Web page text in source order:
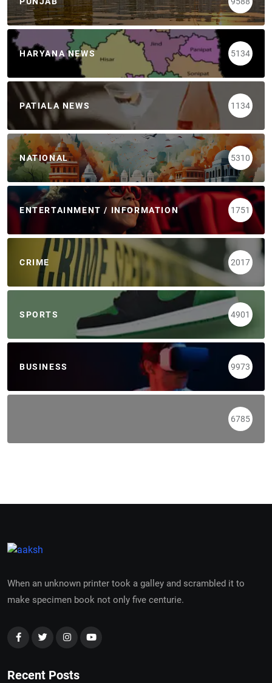
HARYANA NEWS 5134
PATIALA NEWS 1134
NATIONAL 5310
ENTERTAINMENT / INFORMATION 1751
CRIME 2017
SPORTS 4901
BUSINESS 9973
6785
When an unknown printer took a galley and scrambled it to
make specimen book not only five centurie.
Recent Posts